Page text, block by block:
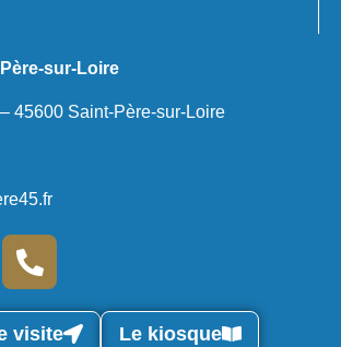
sur-Loire
45600 Saint-Père-sur-Loire
visite Le kiosque